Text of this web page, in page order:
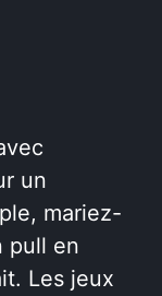
un
mariez-
pull en
Les jeux